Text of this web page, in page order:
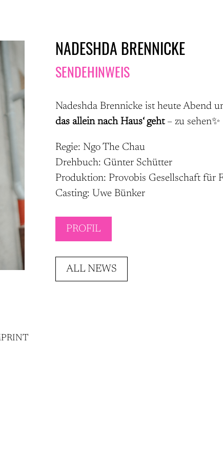
NADESHDA BRENNICKE
SENDEHINWEIS
Nadeshda Brennicke ist heute Abend
das allein nach Haus‘ geht– zu sehen✨
Regie: Ngo The Chau
Drehbuch: Günter Schütter
Produktion: Provobis Gesellschaft für
Casting: Uwe Bünker
PROFIL
ALL NEWS